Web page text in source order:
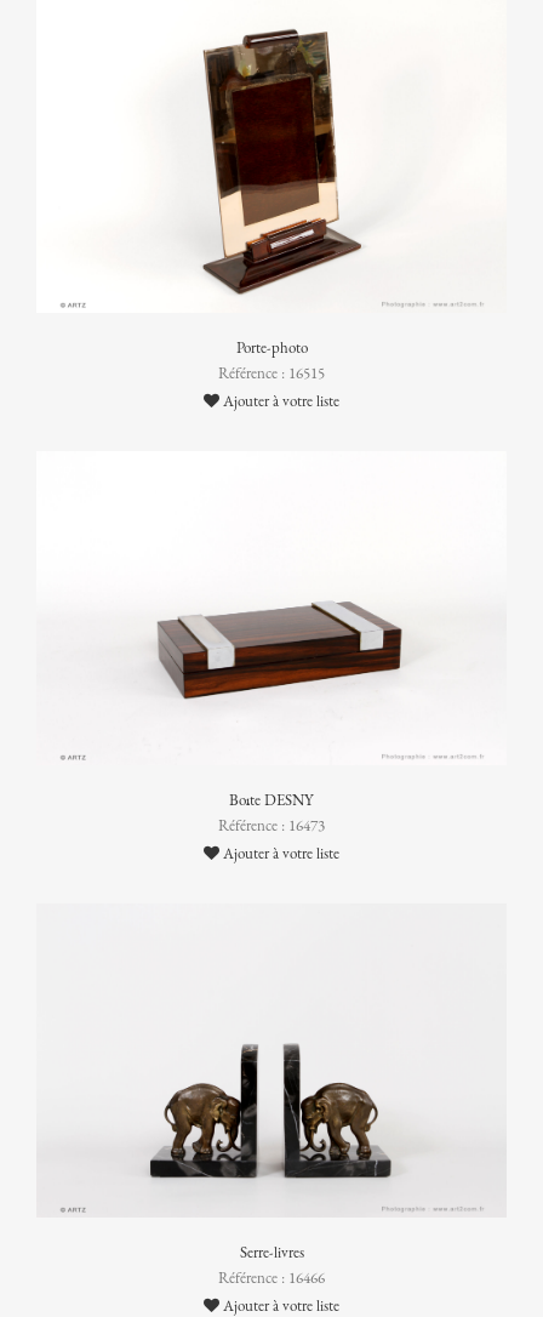
Porte-photo
Référence : 16515
Ajouter à votre liste
Boîte DESNY
Référence : 16473
Ajouter à votre liste
Serre-livres
Référence : 16466
Ajouter à votre liste